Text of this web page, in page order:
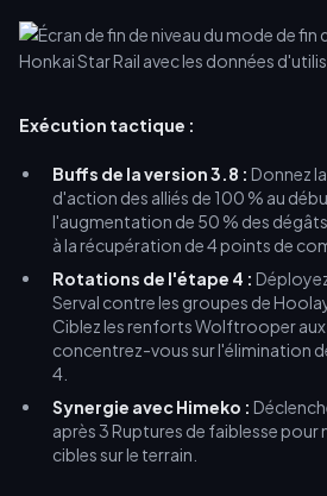
Exécution tactique :
Buffs de la version 3.8 : Donnez
d'action des alliés de 100 % au
l'augmentation de 50 % des
à la récupération de 4 points de
Rotations de l'étape 4 :
Serval contre les groupes de
Ciblez les renforts Wolftrooper
concentrez-vous sur l'élimination
4.
Synergie avec Himeko :
après 3 Ruptures de faiblesse pour
cibles sur le terrain.